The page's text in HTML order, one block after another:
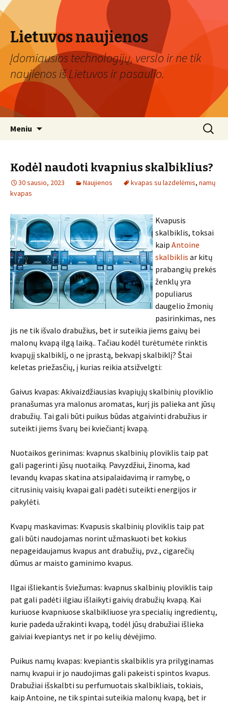
Lietuvos naujienos
Įdomiausios technologijų, verslo ir ne tik
naujienos iš Lietuvos ir pasaulio.
Meniu Ieškoti:
Kodėl naudoti kvapnius skalbiklius?
30 sausio, 2023 Naujienos kvapas su lazdelėmis, namų
kvapas
Kvapusis
skalbiklis, toksai
kaip Antoine
skalbiklis ar kitų
prabangių prekės
ženklų yra
populiarus
daugelio žmonių
pasirinkimas, nes
jis ne tik išvalo drabužius, bet ir suteikia jiems gaivų bei
malonų kvapą ilgą laiką.. Tačiau kodėl turėtumėte rinktis
kvapųjį skalbiklį, o ne įprastą, bekvapį skalbiklį? Štai
keletas priežasčių, į kurias reikia atsižvelgti:
Gaivus kvapas: Akivaizdžiausias kvapiųjų skalbinių ploviklio
pranašumas yra malonus aromatas, kurį jis palieka ant jūsų
drabužių. Tai gali būti puikus būdas atgaivinti drabužius ir
suteikti jiems švarų bei kviečiantį kvapą.
Nuotaikos gerinimas: kvapnus skalbinių ploviklis taip pat
gali pagerinti jūsų nuotaiką. Pavyzdžiui, žinoma, kad
levandų kvapas skatina atsipalaidavimą ir ramybę, o
citrusinių vaisių kvapai gali padėti suteikti energijos ir
pakylėti.
Kvapų maskavimas: Kvapusis skalbinių ploviklis taip pat
gali būti naudojamas norint užmaskuoti bet kokius
nepageidaujamus kvapus ant drabužių, pvz., cigarečių
dūmus ar maisto gaminimo kvapus.
Ilgai išliekantis šviežumas: kvapnus skalbinių ploviklis taip
pat gali padėti ilgiau išlaikyti gaivių drabužių kvapą. Kai
kuriuose kvapniuose skalbikliuose yra specialių ingredientų,
kurie padeda užrakinti kvapą, todėl jūsų drabužiai išlieka
gaiviai kvepiantys net ir po kelių dėvėjimo.
Puikus namų kvapas: kvepiantis skalbiklis yra prilyginamas
namų kvapui ir jo naudojimas gali pakeisti spintos kvapus.
Drabužiai išskalbti su perfumuotais skalbikliais, tokiais,
kaip Antoine, ne tik spintai suteikia malonų kvapą, bet ir